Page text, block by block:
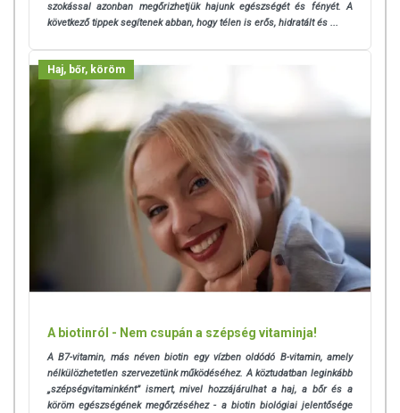
szokással azonban megőrizhetjük hajunk egészségét és fényét. A
következő tippek segítenek abban, hogy télen is erős, hidratált és ...
Haj, bőr, köröm
A biotinról - Nem csupán a szépség vitaminja!
A B7-vitamin, más néven biotin egy vízben oldódó B-vitamin, amely
nélkülözhetetlen szervezetünk működéséhez. A köztudatban leginkább
„szépségvitaminként” ismert, mivel hozzájárulhat a haj, a bőr és a
köröm egészségének megőrzéséhez - a biotin biológiai jelentősége